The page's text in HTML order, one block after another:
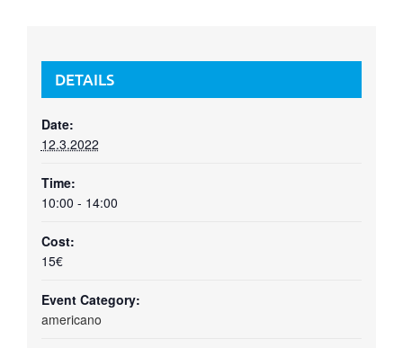
DETAILS
Date:
12.3.2022
Time:
10:00 - 14:00
Cost:
15€
Event Category:
americano